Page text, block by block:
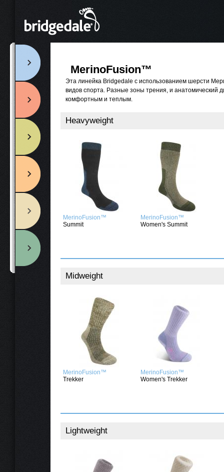
MerinoFusion™
Эта линейка Bridgedale с использованием шерсти
видов спорта. Разные зоны трения, и анатомический
комфортным и теплым.
Heavyweight
MerinoFusion™
Summit
MerinoFusion™
Women's Summit
Midweight
MerinoFusion™
Trekker
MerinoFusion™
Women's Trekker
Lightweight